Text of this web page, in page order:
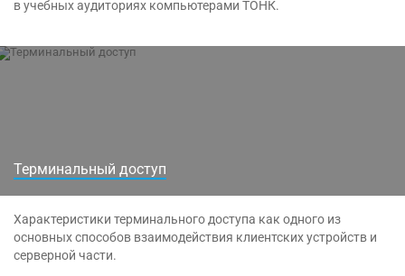
в учебных аудиториях компьютерами ТОНК.
Терминальный доступ
Характеристики терминального доступа как одного из
основных способов взаимодействия клиентских устройств и
серверной части.